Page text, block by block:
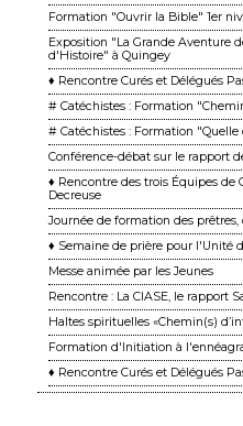
Formation "Ouvrir la Bible" 1er
Exposition "La Grande Aventure
d'Histoire" à Quingey
♦ Rencontre Curés et Délégués
# Catéchistes : Formation
# Catéchistes : Formation
Conférence-débat sur le rapport
♦ Rencontre des trois Équipes de
Decreuse
Journée de formation des
♦ Semaine de prière pour l'Unité
Messe animée par les Jeunes
Rencontre : La CIASE, le rapport
Haltes spirituelles «Chemin(s)
Formation d'Initiation à
♦ Rencontre Curés et Délégués